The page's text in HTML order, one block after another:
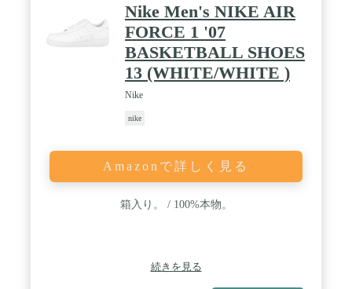
Nike Men's NIKE AIR
FORCE 1 '07
BASKETBALL SHOES
13 (WHITE/WHITE )
Nike
nike
Amazonで詳しく見る
箱入り。 / 100%本物。
続きを見る